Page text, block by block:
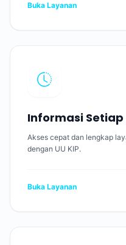
Buka Layanan
Informasi Setiap
Akses cepat dan lengkap
dengan UU KIP.
Buka Layanan